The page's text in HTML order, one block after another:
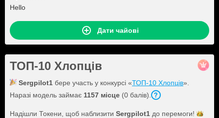
Hello
Дати чайові
ТОП-10 Хлопців
Sergpilot1 бере участь у конкурсі «ТОП-10 Хлопців».
Наразі модель займає 1157 місце (0 балів).
Надішли Токени, щоб наблизити Sergpilot1 до перемоги!